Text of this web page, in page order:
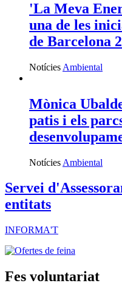
'La Meva
una de les
de Barcelona
Notícies Ambiental
Mònica
patis i els
Notícies Ambiental
Servei
entitats
INFORMA'T
Fes voluntariat